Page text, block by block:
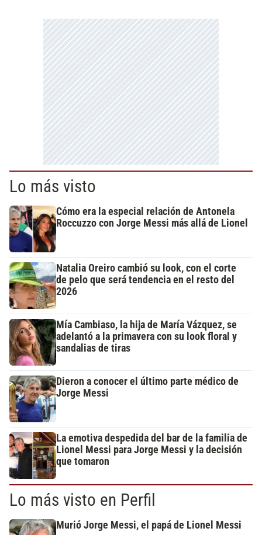
Lo más visto
Cómo era la especial relación de Antonela
Roccuzzo con Jorge Messi más allá de Lionel
Natalia Oreiro cambió su look, con el corte
de pelo que será tendencia en el resto del
2026
Mía Cambiaso, la hija de María Vázquez, se
adelantó a la primavera con su look floral y
sandalias de tiras
Dieron a conocer el último parte médico de
Jorge Messi
La emotiva despedida del bar de la familia de
Lionel Messi para Jorge Messi y la decisión
que tomaron
Lo más visto en Perfil
Murió Jorge Messi, el papá de Lionel Messi